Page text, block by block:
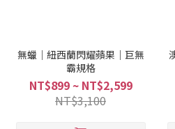
無蠟｜紐西蘭閃耀蘋果｜巨無
霸規格
NT$899 ~ NT$2,599
NT$3,100